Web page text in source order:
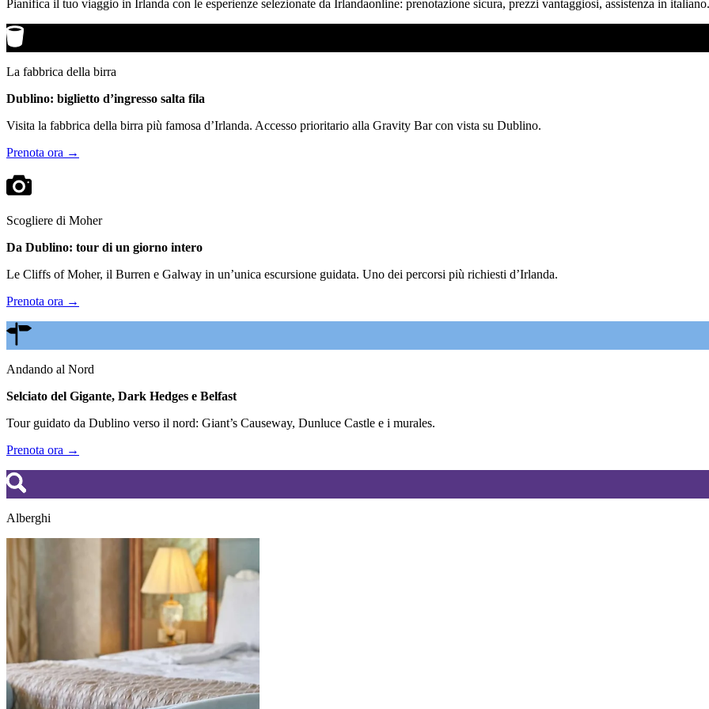
Pianifica il tuo viaggio in Irlanda con le esperienze selezionate da Irlandaonline: prenotazione sicura, prezzi vantaggiosi, assistenza in italiano.
La fabbrica della birra
Dublino: biglietto d’ingresso salta fila
Visita la fabbrica della birra più famosa d’Irlanda. Accesso prioritario alla Gravity Bar con vista su Dublino.
Prenota ora →
Scogliere di Moher
Da Dublino: tour di un giorno intero
Le Cliffs of Moher, il Burren e Galway in un’unica escursione guidata. Uno dei percorsi più richiesti d’Irlanda.
Prenota ora →
Andando al Nord
Selciato del Gigante, Dark Hedges e Belfast
Tour guidato da Dublino verso il nord: Giant’s Causeway, Dunluce Castle e i murales.
Prenota ora →
Alberghi